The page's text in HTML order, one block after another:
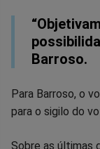
Barroso.
Para Barroso, o
para o sigilo do
Sobre as últimas